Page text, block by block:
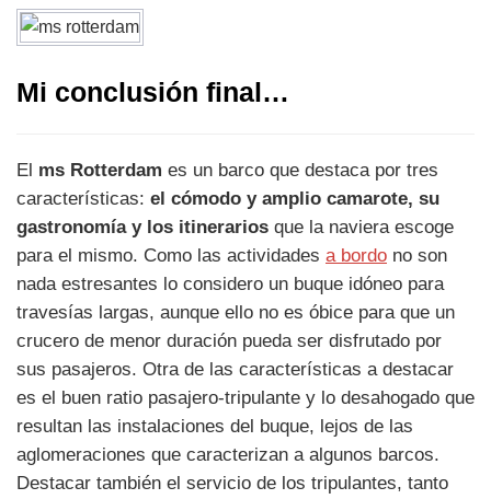
Mi conclusión final…
El ms Rotterdam es un barco que destaca por tres
características: el cómodo y amplio camarote, su
gastronomía y los itinerarios que la naviera escoge
para el mismo. Como las actividades a bordo no son
nada estresantes lo considero un buque idóneo para
travesías largas, aunque ello no es óbice para que un
crucero de menor duración pueda ser disfrutado por
sus pasajeros. Otra de las características a destacar
es el buen ratio pasajero-tripulante y lo desahogado que
resultan las instalaciones del buque, lejos de las
aglomeraciones que caracterizan a algunos barcos.
Destacar también el servicio de los tripulantes, tanto